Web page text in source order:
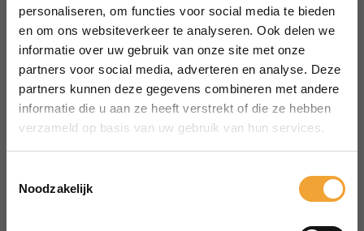
personaliseren, om functies voor social media te bieden
en om ons websiteverkeer te analyseren. Ook delen we
informatie over uw gebruik van onze site met onze
partners voor social media, adverteren en analyse. Deze
partners kunnen deze gegevens combineren met andere
informatie die u aan ze heeft verstrekt of die ze hebben
verzameld op basis van uw gebruik van hun services.
Noodzakelijk
Bekijk alle locaties
MENU
Over Smart Office
Hoe het werkt
Veelgestelde vragen
Reserveren vergaderruimte
088 7620276